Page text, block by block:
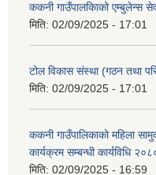
ककनी गाउँपालकािको एम्बुलेन्स
मिति: 02/09/2025 - 17:01
टोल विकास संस्था (गठन तथा
मिति: 02/09/2025 - 17:01
ककनी गाउँपालिकाको महिला
कार्यक्रम सम्बन्धी कार्यविधि
मिति: 02/09/2025 - 16:59